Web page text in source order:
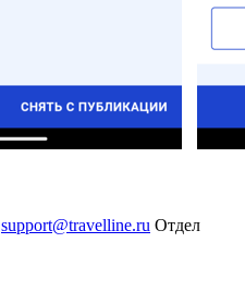
support@travelline.ru Отдел